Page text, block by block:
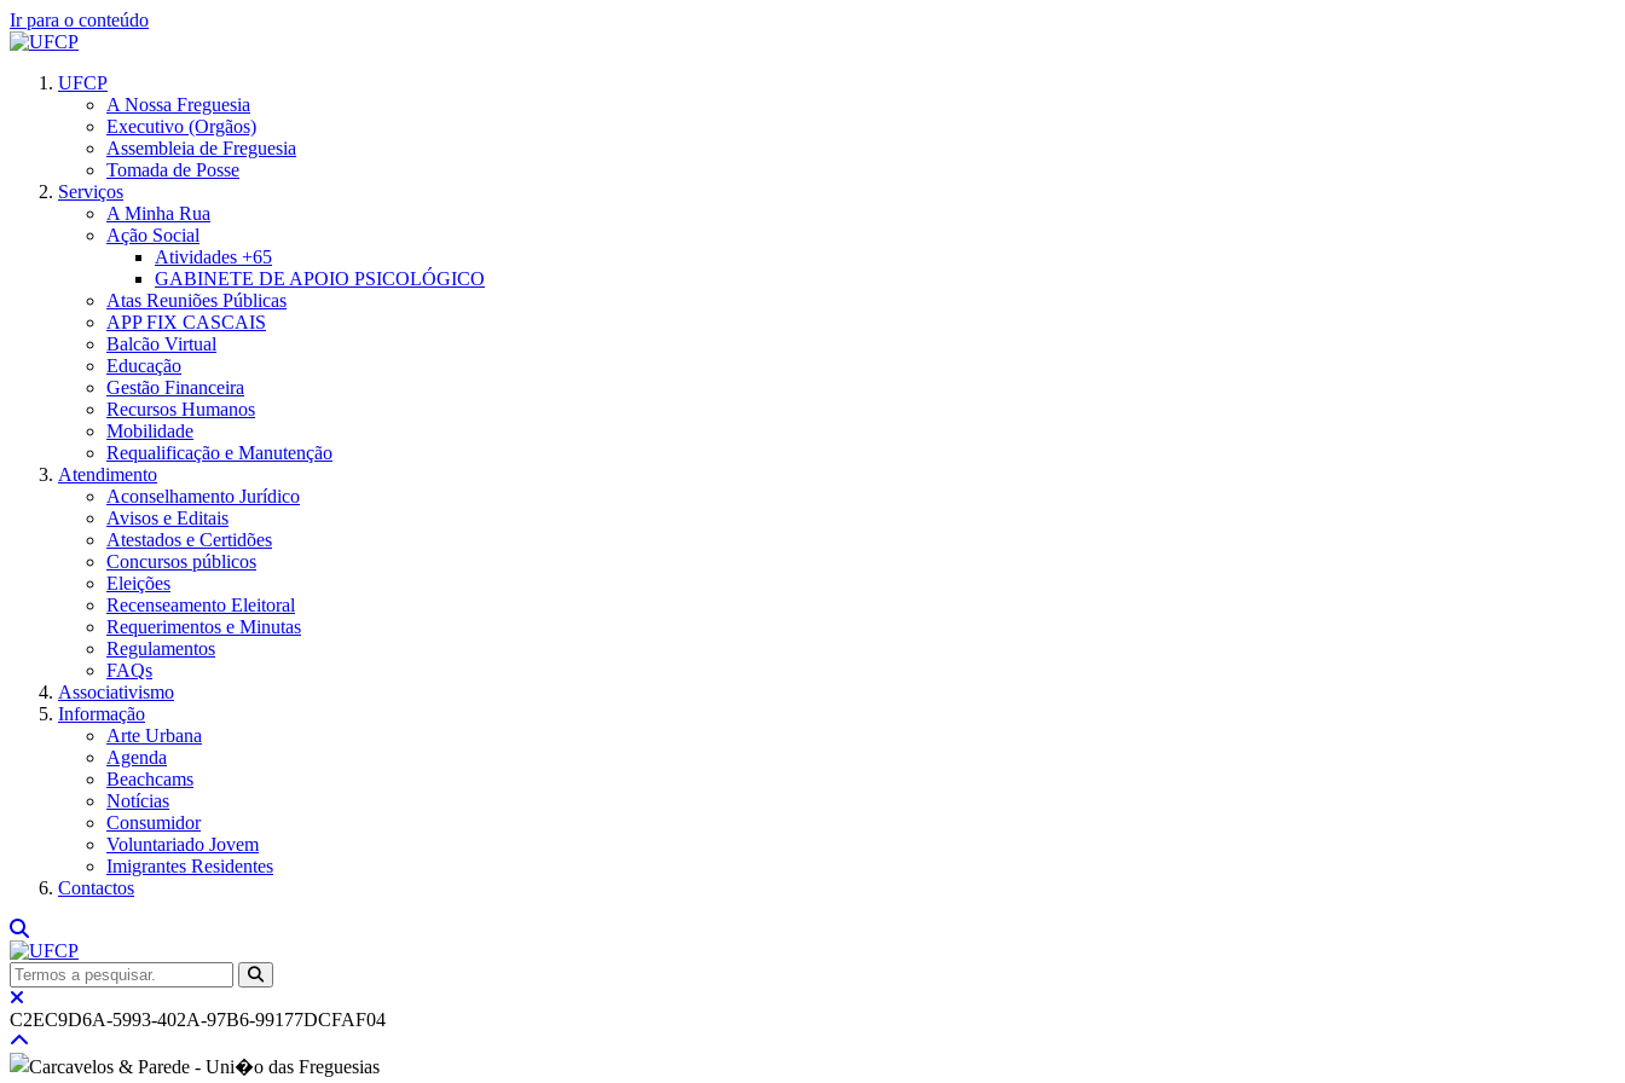
Ir para o conteúdo
UFCP
A Nossa Freguesia
Executivo (Orgãos)
Assembleia de Freguesia
Tomada de Posse
Serviços
A Minha Rua
Ação Social
Atividades +65
GABINETE DE APOIO PSICOLÓGICO
Atas Reuniões Públicas
APP FIX CASCAIS
Balcão Virtual
Educação
Gestão Financeira
Recursos Humanos
Mobilidade
Requalificação e Manutenção
Atendimento
Aconselhamento Jurídico
Avisos e Editais
Atestados e Certidões
Concursos públicos
Eleições
Recenseamento Eleitoral
Requerimentos e Minutas
Regulamentos
FAQs
Associativismo
Informação
Arte Urbana
Agenda
Beachcams
Notícias
Consumidor
Voluntariado Jovem
Imigrantes Residentes
Contactos
C2EC9D6A-5993-402A-97B6-99177DCFAF04